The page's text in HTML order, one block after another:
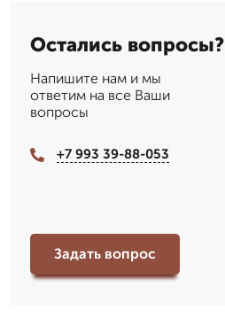
Остались вопросы?
Напишите нам и мы
ответим на все Ваши
вопросы
+7 993 39-88-053
Задать вопрос